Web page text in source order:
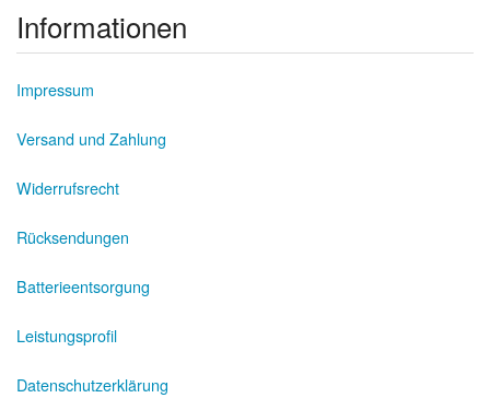
Informationen
Impressum
Versand und Zahlung
Widerrufsrecht
Rücksendungen
Batterieentsorgung
Leistungsprofil
Datenschutzerklärung